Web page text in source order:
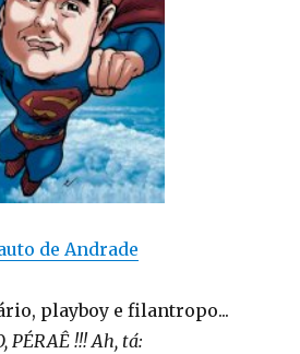
de Andrade
playboy e filantropo...
PÉRAÊ !!! Ah, tá: